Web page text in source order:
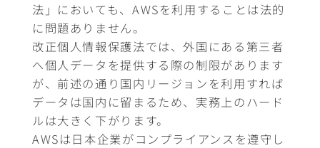
法」においても、AWSを利用することは法的
に問題ありません。
改正個人情報保護法では、外国にある第三者
へ個人データを提供する際の制限があります
が、前述の通り国内リージョンを利用すれば
データは国内に留まるため、実務上のハード
ルは大きく下がります。
AWSは日本企業がコンプライアンスを遵守し